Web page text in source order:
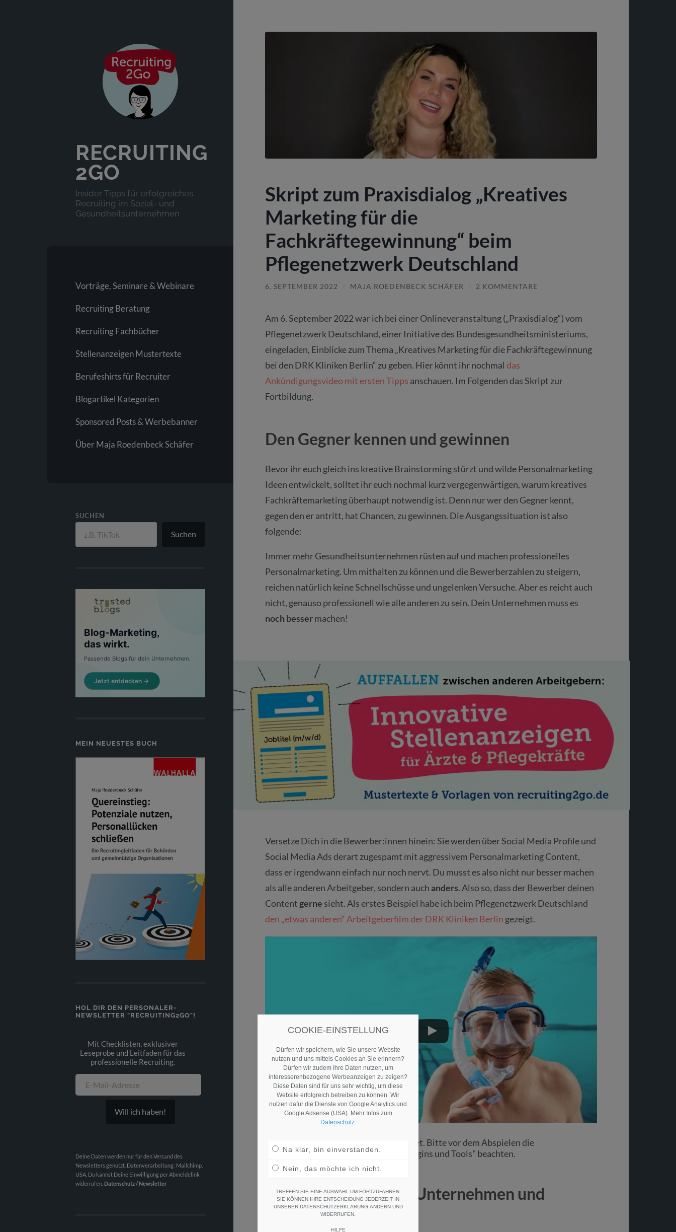
RECRUITING
2GO
Insider Tipps für erfolgreiches
Recruiting im Sozial- und
Gesundheitsunternehmen
Vorträge, Seminare & Webinare
Recruiting Beratung
Recruiting Fachbücher
Stellenanzeigen Mustertexte
Berufeshirts für Recruiter
Blogartikel Kategorien
Sponsored Posts & Werbebanner
Über Maja Roedenbeck Schäfer
SUCHEN
Suchen
MEIN NEUESTES BUCH
HOL DIR DEN PERSONALER-
NEWSLETTER "RECRUITING2GO"!
Mit Checklisten, exklusiver
Leseprobe und Leitfaden für das
professionelle Recruiting.
Deine Daten werden nur für den Versand des
Newsletters genutzt. Datenverarbeitung: Mailchimp,
USA. Du kannst Deine Einwilligung per Abmeldelink
widerrufen. Datenschutz / Newsletter
Skript zum Praxisdialog „Kreatives
Marketing für die
Fachkräftegewinnung“ beim
Pflegenetzwerk Deutschland
6. SEPTEMBER 2022 MAJA ROEDENBECK SCHÄFER 2 KOMMENTARE
Am 6. September 2022 war ich bei einer Onlineveranstaltung („Praxisdialog“) vom
Pflegenetzwerk Deutschland, einer Initiative des Bundesgesundheitsministeriums,
eingeladen, Einblicke zum Thema „Kreatives Marketing für die Fachkräftegewinnung
bei den DRK Kliniken Berlin“ zu geben. Hier könnt ihr nochmal das
Ankündigungsvideo mit ersten Tipps anschauen. Im Folgenden das Skript zur
Fortbildung.
Den Gegner kennen und gewinnen
Bevor ihr euch gleich ins kreative Brainstorming stürzt und wilde Personalmarketing
Ideen entwickelt, solltet ihr euch nochmal kurz vergegenwärtigen, warum kreatives
Fachkräftemarketing überhaupt notwendig ist. Denn nur wer den Gegner kennt,
gegen den er antritt, hat Chancen, zu gewinnen. Die Ausgangssituation ist also
folgende:
Immer mehr Gesundheitsunternehmen rüsten auf und machen professionelles
Personalmarketing. Um mithalten zu können und die Bewerberzahlen zu steigern,
reichen natürlich keine Schnellschüsse und ungelenken Versuche. Aber es reicht auch
nicht, genauso professionell wie alle anderen zu sein. Dein Unternehmen muss es
noch bessermachen!
Versetze Dich in die Bewerber:innen hinein: Sie werden über Social Media Profile und
Social Media Ads derart zugespamt mit aggressivem Personalmarketing Content,
dass er irgendwann einfach nur noch nervt. Du musst es also nicht nur besser machen
als alle anderen Arbeitgeber, sondern auch anders. Also so, dass der Bewerber deinen
Content gerne sieht. Als erstes Beispiel habe ich beim Pflegenetzwerk Deutschland
den „etwas anderen“ Arbeitgeberfilm der DRK Kliniken Berlin gezeigt.
Das Video wird von Youtube eingebettet. Bitte vor dem Abspielen die
Datenschutzhinweiseunter Punkt "Plugins und Tools" beachten.
Von gemeinnützigen Unternehmen und
Arbeitgebermarken
COOKIE-EINSTELLUNG
Dürfen wir speichern, wie Sie unsere Website
nutzen und uns mittels Cookies an Sie erinnern?
Dürfen wir zudem Ihre Daten nutzen, um
interesserenbezogene Werbeanzeigen zu zeigen?
Diese Daten sind für uns sehr wichtig, um diese
Website erfolgreich betreiben zu können. Wir
nutzen dafür die Dienste von Google Analytics und
Google Adsense (USA). Mehr Infos zum
Datenschutz.
Na klar, bin einverstanden.
Nein, das möchte ich nicht.
TREFFEN SIE EINE AUSWAHL UM FORTZUFAHREN.
SIE KÖNNEN IHRE ENTSCHEIDUNG JEDERZEIT IN
UNSERER DATENSCHUTZERKLÄRUNG ÄNDERN UND
WIDERRUFEN.
HILFE